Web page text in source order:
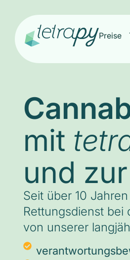
Preise
mit
und
Seit über 10
Rettungsdienst bei
von unserer